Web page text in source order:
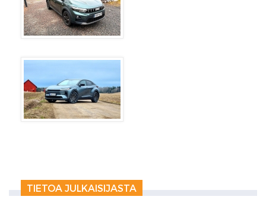
TIETOA JULKAISIJASTA